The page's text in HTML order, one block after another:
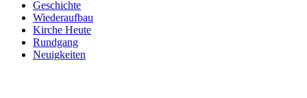
Geschichte
Wiederaufbau
Kirche Heute
Rundgang
Neuigkeiten